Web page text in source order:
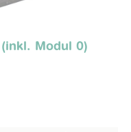
Modul 0)